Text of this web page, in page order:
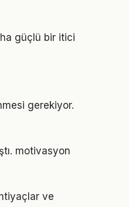
güçlü bir itici
gerekiyor.
motivasyon
ve